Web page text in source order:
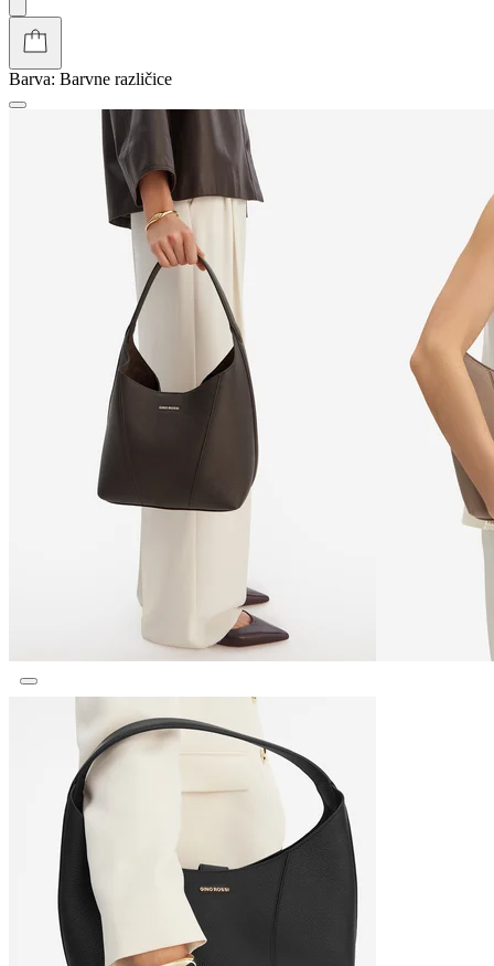
Barva: Barvne različice